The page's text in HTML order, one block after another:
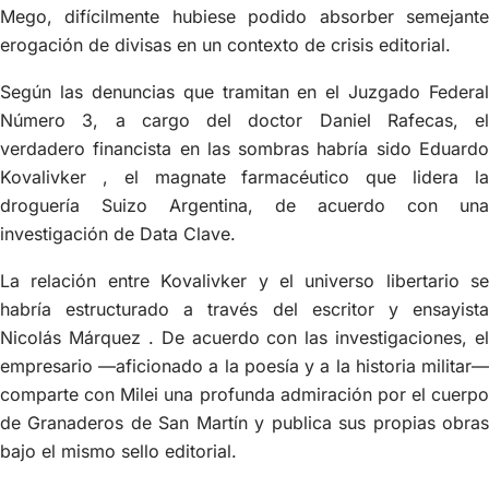
Mego, difícilmente hubiese podido absorber semejante
erogación de divisas en un contexto de crisis editorial.
Según las denuncias que tramitan en el Juzgado Federal
Número 3, a cargo del doctor Daniel Rafecas, el
verdadero financista en las sombras habría sido Eduardo
Kovalivker , el magnate farmacéutico que lidera la
droguería Suizo Argentina, de acuerdo con una
investigación de Data Clave.
La relación entre Kovalivker y el universo libertario se
habría estructurado a través del escritor y ensayista
Nicolás Márquez . De acuerdo con las investigaciones, el
empresario —aficionado a la poesía y a la historia militar—
comparte con Milei una profunda admiración por el cuerpo
de Granaderos de San Martín y publica sus propias obras
bajo el mismo sello editorial.